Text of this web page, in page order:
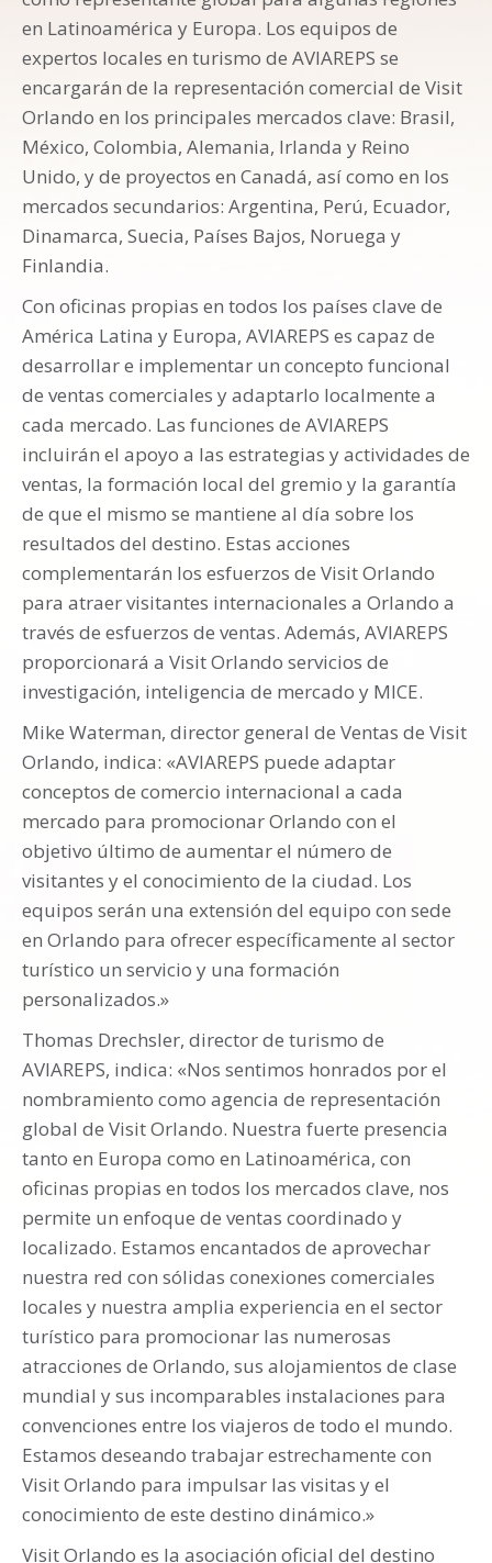
en Latinoamérica y Europa. Los equipos de
expertos locales en turismo de AVIAREPS se
encargarán de la representación comercial de Visit
Orlando en los principales mercados clave: Brasil,
México, Colombia, Alemania, Irlanda y Reino
Unido, y de proyectos en Canadá, así como en los
mercados secundarios: Argentina, Perú, Ecuador,
Dinamarca, Suecia, Países Bajos, Noruega y
Finlandia.
Con oficinas propias en todos los países clave de
América Latina y Europa, AVIAREPS es capaz de
desarrollar e implementar un concepto funcional
de ventas comerciales y adaptarlo localmente a
cada mercado. Las funciones de AVIAREPS
incluirán el apoyo a las estrategias y actividades de
ventas, la formación local del gremio y la garantía
de que el mismo se mantiene al día sobre los
resultados del destino. Estas acciones
complementarán los esfuerzos de Visit Orlando
para atraer visitantes internacionales a Orlando a
través de esfuerzos de ventas. Además, AVIAREPS
proporcionará a Visit Orlando servicios de
investigación, inteligencia de mercado y MICE.
Mike Waterman, director general de Ventas de Visit
Orlando, indica: «AVIAREPS puede adaptar
conceptos de comercio internacional a cada
mercado para promocionar Orlando con el
objetivo último de aumentar el número de
visitantes y el conocimiento de la ciudad. Los
equipos serán una extensión del equipo con sede
en Orlando para ofrecer específicamente al sector
turístico un servicio y una formación
personalizados.»
Thomas Drechsler, director de turismo de
AVIAREPS, indica: «Nos sentimos honrados por el
nombramiento como agencia de representación
global de Visit Orlando. Nuestra fuerte presencia
tanto en Europa como en Latinoamérica, con
oficinas propias en todos los mercados clave, nos
permite un enfoque de ventas coordinado y
localizado. Estamos encantados de aprovechar
nuestra red con sólidas conexiones comerciales
locales y nuestra amplia experiencia en el sector
turístico para promocionar las numerosas
atracciones de Orlando, sus alojamientos de clase
mundial y sus incomparables instalaciones para
convenciones entre los viajeros de todo el mundo.
Estamos deseando trabajar estrechamente con
Visit Orlando para impulsar las visitas y el
conocimiento de este destino dinámico.»
Visit Orlando es la asociación oficial del destino